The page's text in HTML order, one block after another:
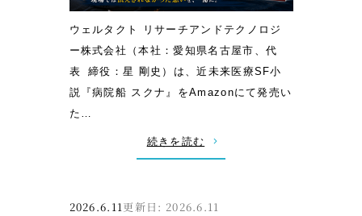
と
お
願
い
ウェルタクト リサーチアンドテクノロジ
ー株式会社（本社：愛知県名古屋市、代
表 締役：星 剛史）は、近未来医療SF小
説『病院船 スクナ』をAmazonにて発売い
た…
続きを読む
危
に
2026.6.11 2026.6.11